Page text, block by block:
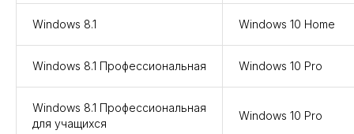
Windows 8.1 Windows 10 Home
Windows 8.1 Профессиональная Windows 10 Pro
Windows 8.1 Профессиональная
для учащихся
Windows 10 Pro